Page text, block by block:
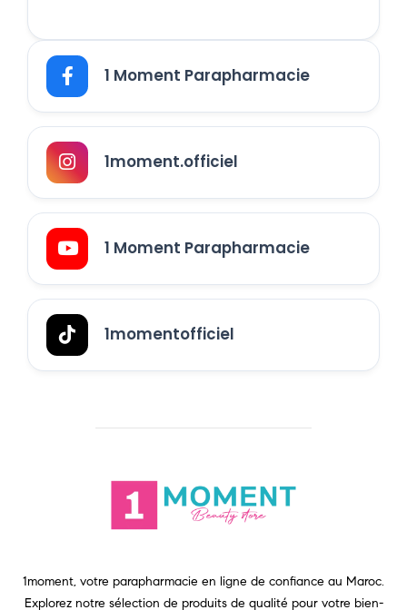
1 Moment Parapharmacie
1moment.officiel
1 Moment Parapharmacie
1momentofficiel
1moment, votre parapharmacie en ligne de confiance au Maroc.
Explorez notre sélection de produits de qualité pour votre bien-